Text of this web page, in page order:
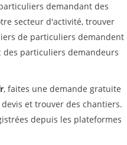
demandant des
secteur d'activité, trouver
de particuliers demandent
des particuliers demandeurs
, faites une demande gratuite
et trouver des chantiers.
depuis les plateformes